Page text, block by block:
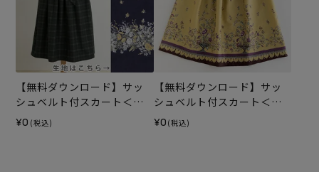
【無料ダウンロード】サッ
シュベルト付スカート＜フ
ランセィズ ゲルランド 70c
m＞（レシピ）
¥0 (税込)
【無料ダウンロード】サッ
シュベルト付スカート＜
レ・クルール・フランセィ
ズ ジャルデニエ 70cm＞
¥0 (税込)